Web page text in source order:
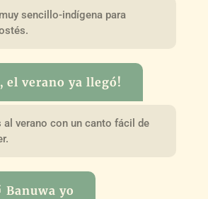
sencillo-indígena para
el verano ya llegó!
al verano con un canto fácil de
Banuwa yo